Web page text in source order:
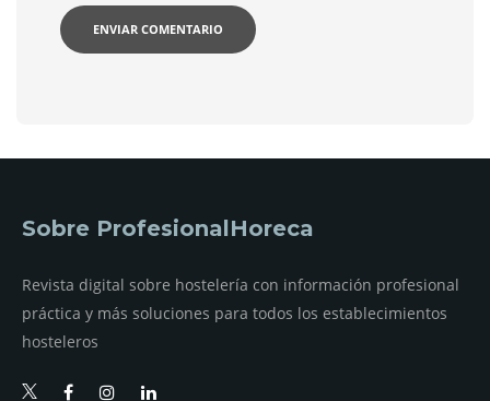
Sobre ProfesionalHoreca
Revista digital sobre hostelería con información profesional
práctica y más soluciones para todos los establecimientos
hosteleros